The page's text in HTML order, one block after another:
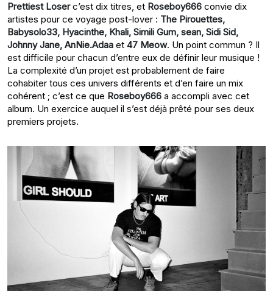
Prettiest Loserc’est dix titres, et Roseboy666 convie dix
artistes pour ce voyage post-lover : The Pirouettes,
Babysolo33, Hyacinthe, Khali, Simili Gum, sean, Sidi Sid,
Johnny Jane, AnNie.Adaa et 47 Meow. Un point commun ? Il
est difficile pour chacun d’entre eux de définir leur musique !
La complexité d’un projet est probablement de faire
cohabiter tous ces univers différents et d’en faire un mix
cohérent ; c’est ce que Roseboy666 a accompli avec cet
album. Un exercice auquel il s’est déjà prêté pour ses deux
premiers projets.